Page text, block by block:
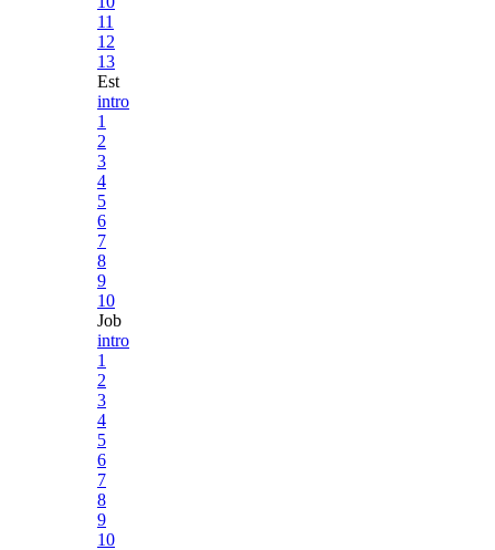
11
12
13
Est
intro
1
2
3
4
5
6
7
8
9
10
Job
intro
1
2
3
4
5
6
7
8
9
10